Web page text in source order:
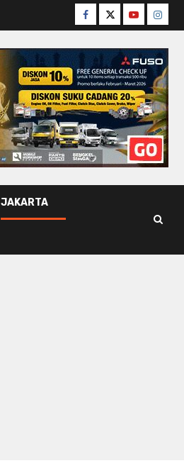
Facebook
TwitterYoutube
JAKARTA